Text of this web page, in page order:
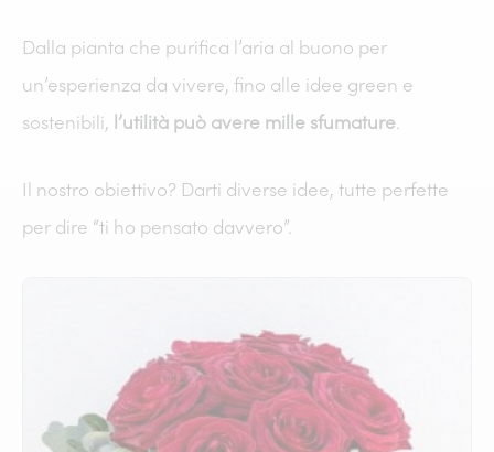
Dalla pianta che purifica l’aria al buono per
un’esperienza da vivere, fino alle idee green e
sostenibili, l’utilità può avere mille sfumature.
Il nostro obiettivo? Darti diverse idee, tutte perfette
per dire “ti ho pensato davvero”.